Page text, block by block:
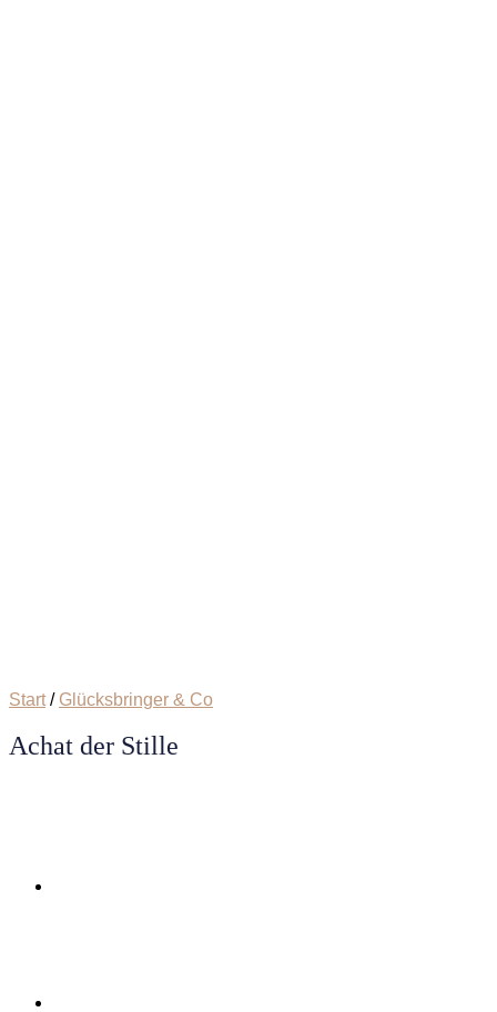
Start / Glücksbringer & Co
Achat der Stille